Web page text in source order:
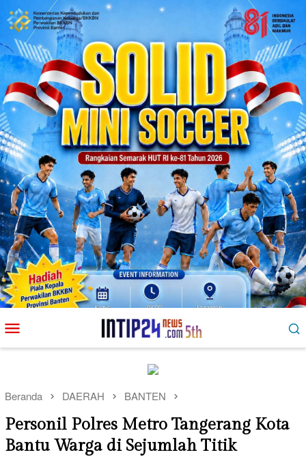
ke
kontenMobile
Beranda DAERAH BANTEN
Personil Polres Metro Tangerang Kota
Bantu Warga di Sejumlah Titik